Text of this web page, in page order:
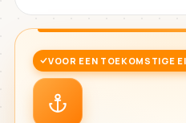
VOOR EEN TOEKOMSTIGE